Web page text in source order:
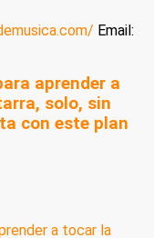
Email:
aprender a
solo, sin
con este plan